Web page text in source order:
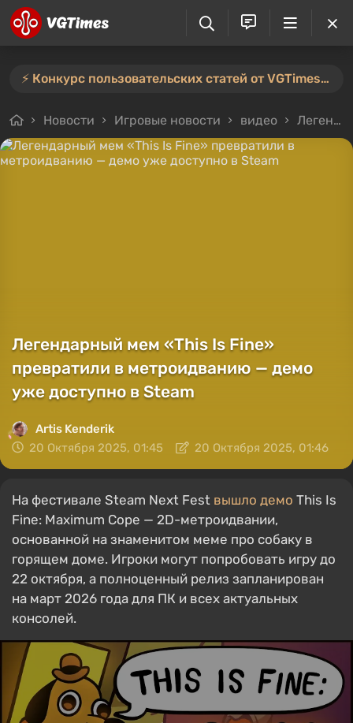
⚡️ Конкурс пользовательских статей от VGTimes продлён — участвуйте тут ⚡️
Новости Игровые новости видео Легендарный мем «This Is Fine» превратили в метроидванию — демо уже доступно в Steam
Легендарный мем «This Is Fine»
превратили в метроидванию — демо
уже доступно в Steam
Artis Kenderik
20 Октября 2025, 01:45
20 Октября 2025, 01:46
На фестивале Steam Next Fest вышло демо This Is
Fine: Maximum Cope — 2D-метроидвании,
основанной на знаменитом меме про собаку в
горящем доме. Игроки могут попробовать игру до
22 октября, а полноценный релиз запланирован
на март 2026 года для ПК и всех актуальных
консолей.